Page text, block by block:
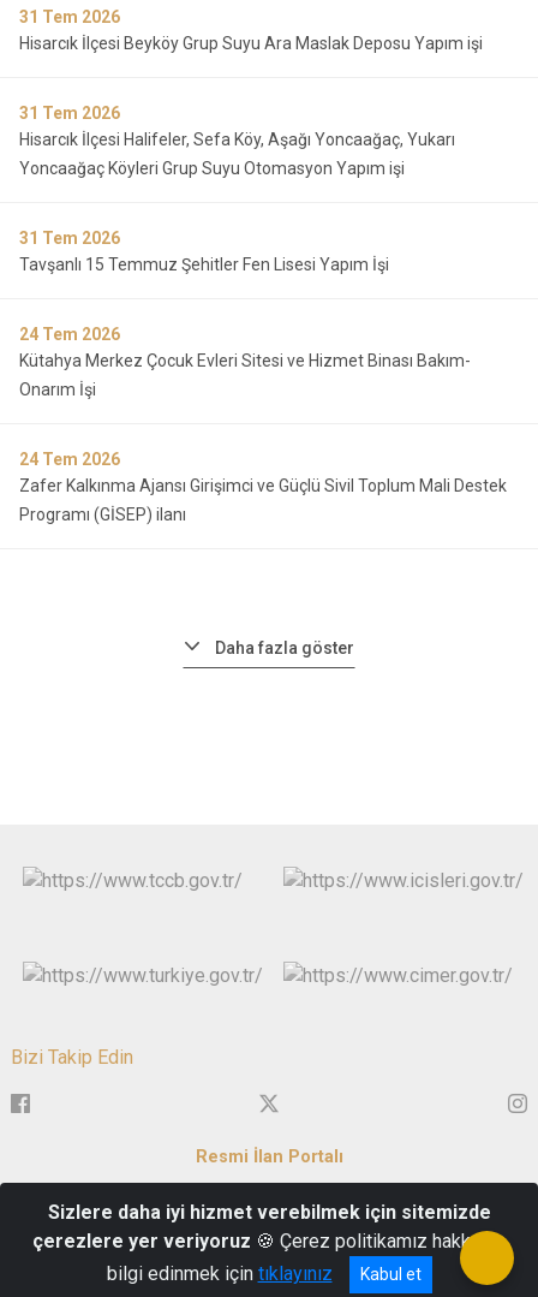
31 Tem 2026
Hisarcık İlçesi Beyköy Grup Suyu Ara Maslak Deposu Yapım işi
31 Tem 2026
Hisarcık İlçesi Halifeler, Sefa Köy, Aşağı Yoncaağaç, Yukarı
Yoncaağaç Köyleri Grup Suyu Otomasyon Yapım işi
31 Tem 2026
Tavşanlı 15 Temmuz Şehitler Fen Lisesi Yapım İşi
24 Tem 2026
Kütahya Merkez Çocuk Evleri Sitesi ve Hizmet Binası Bakım-
Onarım İşi
24 Tem 2026
Zafer Kalkınma Ajansı Girişimci ve Güçlü Sivil Toplum Mali Destek
Programı (GİSEP) ilanı
Daha fazla göster
Bizi Takip Edin
Resmi İlan Portalı
Servi Mh. Zafer Meydanı No:1 43050 Merkez/KÜTAHYA
İletişim : 0 274 223 69 93
Sizlere daha iyi hizmet verebilmek için sitemizde
çerezlere yer veriyoruz 🍪 Çerez politikamız hakkında
bilgi edinmek için tıklayınız Kabul et